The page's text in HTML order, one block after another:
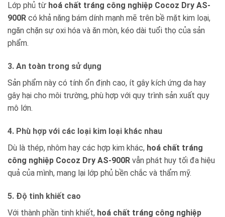
Lớp phủ từ hoá chất tráng công nghiệp Cocoz Dry AS-
900R có khả năng bám dính mạnh mẽ trên bề mặt kim loại,
ngăn chặn sự oxi hóa và ăn mòn, kéo dài tuổi thọ của sản
phẩm.
3. An toàn trong sử dụng
Sản phẩm này có tính ổn định cao, ít gây kích ứng da hay
gây hại cho môi trường, phù hợp với quy trình sản xuất quy
mô lớn.
4. Phù hợp với các loại kim loại khác nhau
Dù là thép, nhôm hay các hợp kim khác, hoá chất tráng
công nghiệp Cocoz Dry AS-900R vẫn phát huy tối đa hiệu
quả của mình, mang lại lớp phủ bền chắc và thẩm mỹ.
5. Độ tinh khiết cao
Với thành phần tinh khiết, hoá chất tráng công nghiệp